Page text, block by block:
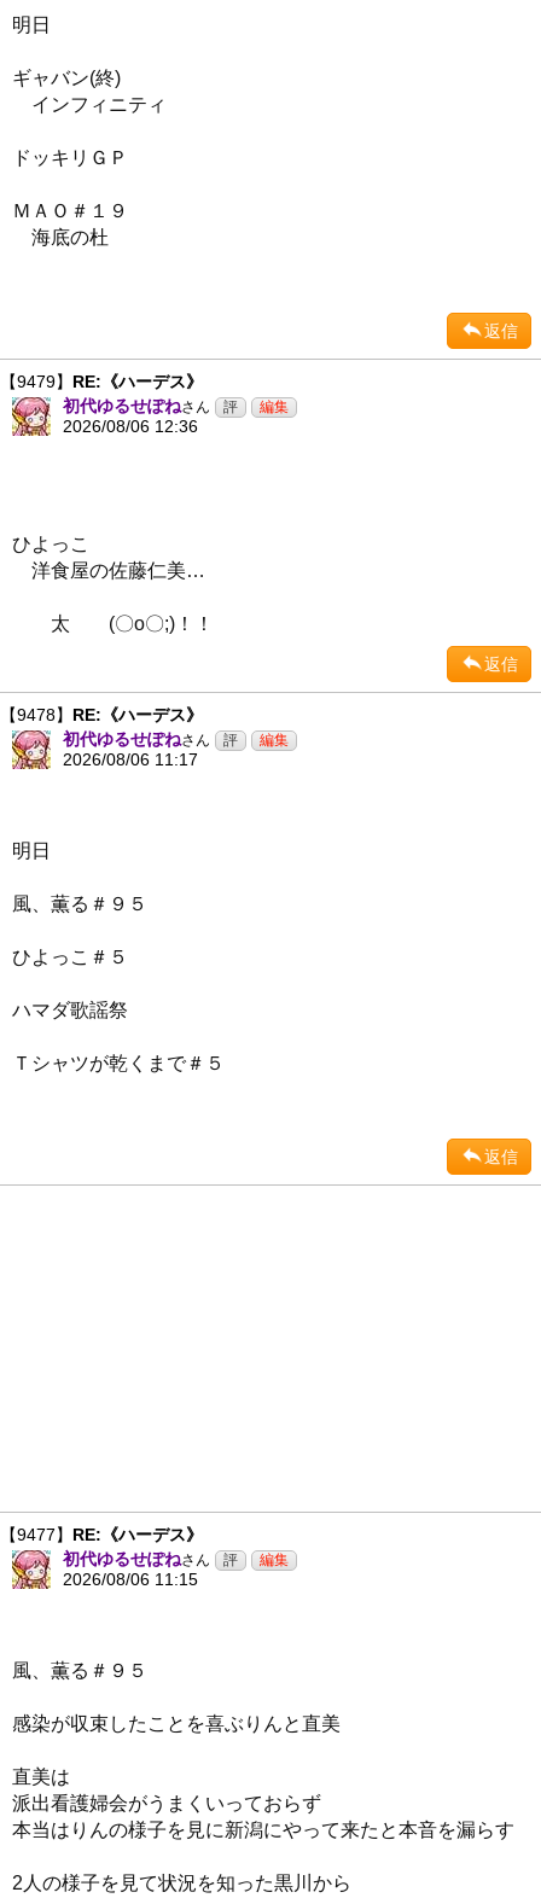
明日
ギャバン(終)
インフィニティ
ドッキリＧＰ
ＭＡＯ＃１９
海底の杜
返信
【9479】 RE:《ハーデス》
初代ゆるせぽねさん
2026/08/06 12:36
ひよっこ
洋食屋の佐藤仁美…
太 (〇o〇;)！！
返信
【9478】 RE:《ハーデス》
初代ゆるせぽねさん
2026/08/06 11:17
明日
風、薫る＃９５
ひよっこ＃５
ハマダ歌謡祭
Ｔシャツが乾くまで＃５
返信
【9477】 RE:《ハーデス》
初代ゆるせぽねさん
2026/08/06 11:15
風、薫る＃９５
感染が収束したことを喜ぶりんと直美
直美は
派出看護婦会がうまくいっておらず
本当はりんの様子を見に新潟にやって来たと本音を漏らす
2人の様子を見て状況を知った黒川から